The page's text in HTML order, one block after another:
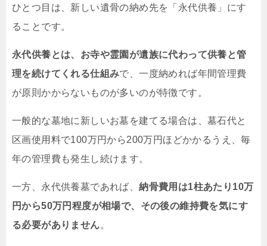
ひとつ目は、新しい遺骨の納め先を「永代供養」にす
ることです。
永代供養とは、お寺や霊園が遺族に代わって供養と管
理を続けてくれる仕組みで、一度納めれば年間管理費
が原則かからないものが多いのが特徴です。
一般的な墓地に新しいお墓を建てる場合は、墓石代と
区画使用料で100万円から200万円ほどかかるうえ、毎
年の管理費も発生し続けます。
一方、永代供養墓であれば、納骨費用は1柱あたり10万
円から50万円程度が相場で、その後の維持費を気にす
る必要がありません。